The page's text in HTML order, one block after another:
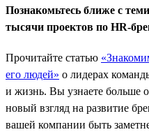
Познакомьтесь ближе с
тысячи проектов по HR-
Прочитайте статью
его людей» о лидерах
и жизнь. Вы узнаете больше
новый взгляд на развитие
вашей компании быть